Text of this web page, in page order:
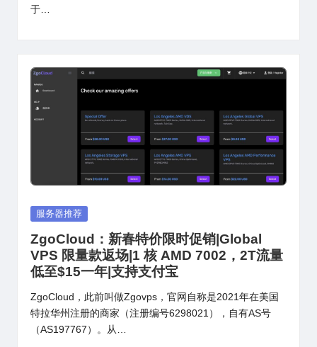
于…
Posted
服务器推荐
ZgoCloud：新春特价限时促销|Global
VPS 限量款返场|1 核 AMD 7002，2T流量
低至$15一年|支持支付宝
ZgoCloud，此前叫做Zgovps，官网自称是2021年在美国
特拉华州注册的商家（注册编号6298021），自有AS号
（AS197767）。从…